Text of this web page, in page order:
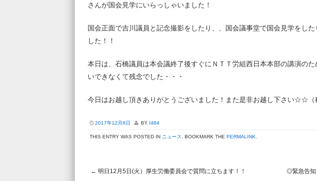
さんが国会見学にいらっしゃいました！
国会正面で吉川議員と記念撮影をしたり、、国会議事堂で国会見学をし
した！！
本日は、石橋議員は本会議終了後すぐにＮＴＴ労組西日本本部の講演の
いできなくて残念でした・・・
今日はお越し頂きありがとうございました！また是非お越し下さい☆☆（
2017年12月8日 BY I484
THIS ENTRY WAS POSTED IN ニュース . BOOKMARK THE PERMALINK
← 明日12月5日(火）厚生労働委員会で質問に立ちます！！ ◎緊急告知